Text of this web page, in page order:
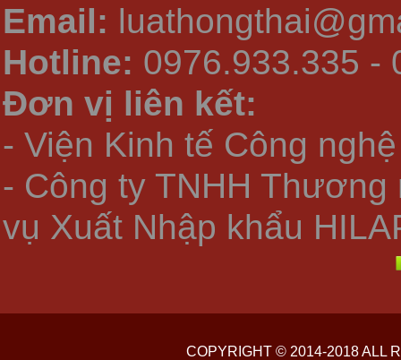
Email:
Hotline: 0976.933.335 -
Đơn vị liên kết:
- Viện Kinh tế Công
- Công ty TNHH Thương
vụ Xuất Nhập khẩu
COPYRIGHT © 2014-2018 ALL